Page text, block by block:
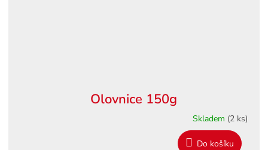
Olovnice 150g
Skladem (2 ks)
Do košíku